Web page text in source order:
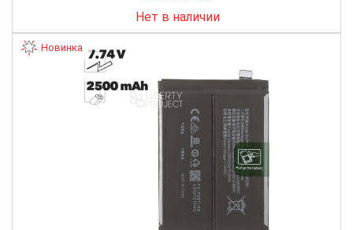
Нет в наличии
Новинка